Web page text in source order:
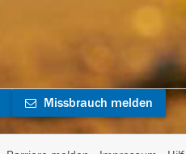
Missbrauch melden